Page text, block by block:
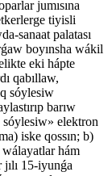
jumısına
tiyisli
sanaat palatası
boyınsha wákil
eki hápte
qabıllaw,
sóylesiw
barıw
sóylesiw» elektron
iske qossın; b)
hám
15-iyunǵa